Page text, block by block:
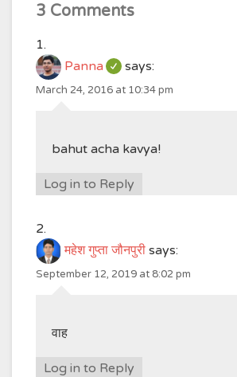
3 Comments
Panna says:
March 24, 2016 at 10:34 pm
bahut acha kavya!
Log in to Reply
महेश गुप्ता जौनपुरी says:
September 12, 2019 at 8:02 pm
वाह
Log in to Reply